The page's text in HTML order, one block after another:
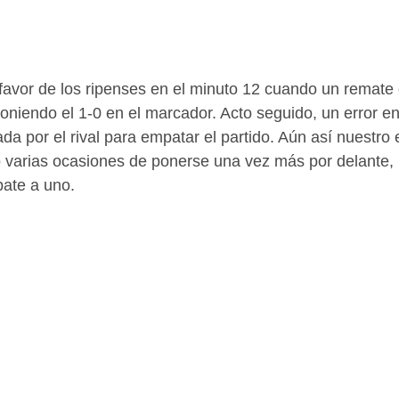
de los ripenses en el minuto 12 cuando un
el 1-0 en el marcador. Acto seguido, un error
por el rival para empatar el partido. Aún así nuestro
ocasiones de ponerse una vez más por
a uno.